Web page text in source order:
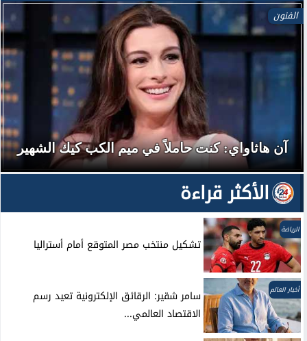
الفنون
رحمة أحمد: 4 أفلام وبطولة مطلقة في 2026
الأكثر قراءة
الرياضة
تشكيل منتخب مصر المتوقع أمام أستراليا
أخبار العالم
سامر شقير: الرقائق الإلكترونية تعيد رسم
الاقتصاد العالمي...